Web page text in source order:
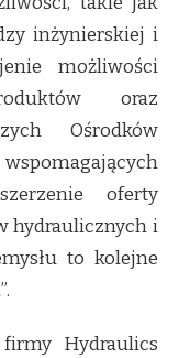
inżynierskiej i
możliwości
oraz
Ośrodków
oferty
hydraulicznych i
to kolejne
Hydraulics